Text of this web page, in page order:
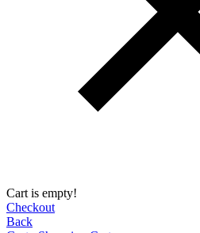
Cart is empty!
Checkout
Back